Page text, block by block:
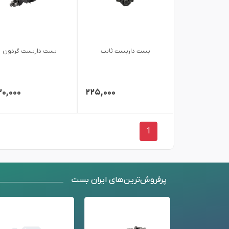
بست داربست ثابت
۲۲۵,۰۰۰
بست داربست گردون
1
پرفروش‌ترین‌های ایران بست